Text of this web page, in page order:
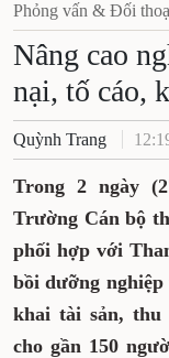
Phỏng vấn & Đối
Nâng cao
nại, tố cáo,
Quỳnh Trang
Trong 2 ngày
Trường Cán bộ
phối hợp với
bồi dưỡng
khai tài sản, thu
cho gần 150